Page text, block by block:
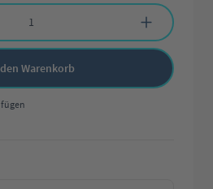
Wert ein oder benutze die
Warenkorb